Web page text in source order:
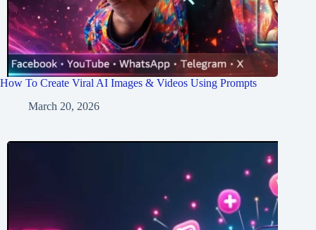
How To Create Viral AI Images & Videos Using Prompts
March 20, 2026